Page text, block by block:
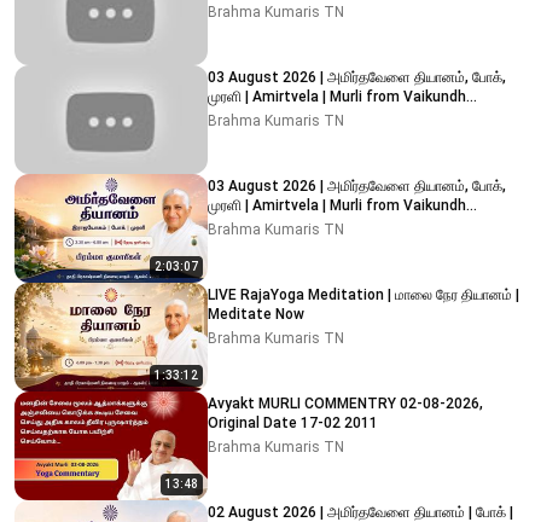
#brahmakumaristamilnadu
Brahma Kumaris TN
03 August 2026 | அமிர்தவேளை தியானம், போக்,
முரளி | Amirtvela | Murli from Vaikundh
Lighthouse, Adyar
Brahma Kumaris TN
2:03:07
03 August 2026 | அமிர்தவேளை தியானம், போக்,
முரளி | Amirtvela | Murli from Vaikundh
Lighthouse, Adyar
Brahma Kumaris TN
1:33:12
LIVE RajaYoga Meditation | மாலை நேர தியானம் |
Meditate Now
Brahma Kumaris TN
13:48
Avyakt MURLI COMMENTRY 02-08-2026,
Original Date 17-02 2011
Brahma Kumaris TN
02 August 2026 | அமிர்தவேளை தியானம் | போக் |